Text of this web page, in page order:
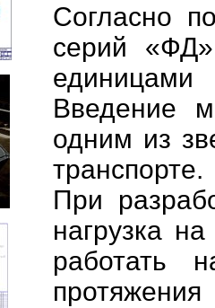
Согласно
серий
единицами
Введение
одним из
транспорте.
При
нагрузка
работать